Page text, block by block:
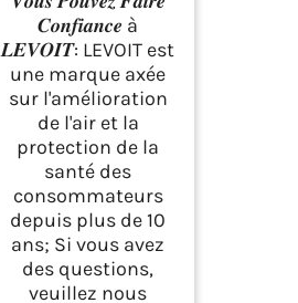
𝑪𝒐𝒏𝒇𝒊𝒂𝒏𝒄𝒆 à
𝑳𝑬𝑽𝑶𝑰𝑻: LEVOIT est
une marque axée
sur l'amélioration
de l'air et la
protection de la
santé des
consommateurs
depuis plus de 10
ans; Si vous avez
des questions,
veuillez nous